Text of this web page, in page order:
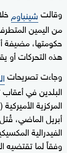
وقالتشينباوم
من اليمين
حكومتها، مضيفة
هذه التحركات أو
وجاءت تصريحات
البلدين في أعقاب
المركزية
أبريل الماضي،
الفيدرالية
وفقاً لما تقتضيه